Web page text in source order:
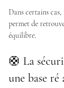
Dans certains cas,
permet de
équilibre.
🛟 La
une base ré